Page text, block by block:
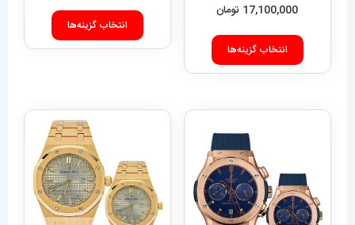
17,100,000 تومانمحدوده
8,589,000 تومان
تا
انتخاب گزینه‌ها
این
محصول
انواع
می
باشد.
گزینه
13,100,000تومانمحدوده
قیمت:
انتخاب گزینه‌ها
این
انواع
مختلفی
می
باشد.
گزینه